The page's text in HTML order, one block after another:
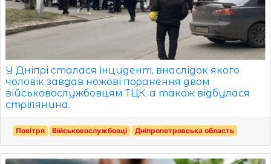
У Дніпрі сталася інцидент, внаслідок якого
чоловік завдав ножові поранення двом
військовослужбовцям ТЦК, а також відбулася
стрілянина.
Повітря Військовослужбовці Дніпропетровська область